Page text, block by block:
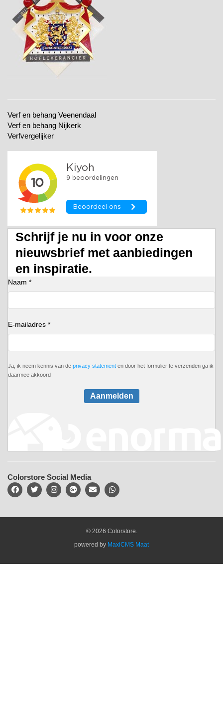
Verf en behang Veenendaal
Verf en behang Nijkerk
Verfvergelijker
Schrijf je nu in voor onze
nieuwsbrief met aanbiedingen
en inspiratie.
Naam *
E-mailadres *
Ja, ik neem kennis van de privacy statement en door het formulier te verzenden ga ik
daarmee akkoord
Aanmelden
Colorstore Social Media
© 2026 Colorstore.
powered by MaxiCMS Maat